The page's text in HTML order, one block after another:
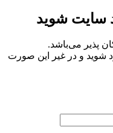
سایت شوید
پذیر می‌باشد.
شوید و در غیر این صورت